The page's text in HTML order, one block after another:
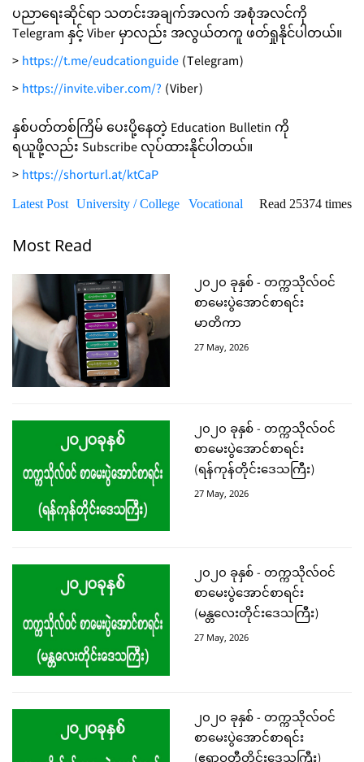
ပညာရေးဆိုင်ရာ သတင်းအချက်အလက် အစုံအလင်ကို
Telegram နှင့် Viber မှာလည်း အလွယ်တကူ ဖတ်ရှုနိုင်ပါတယ်။
>https://t.me/eudcationguide(Telegram)
>https://invite.viber.com/? (Viber)
နှစ်ပတ်တစ်ကြိမ် ပေးပို့နေတဲ့ Education Bulletin ကို
ရယူဖို့လည်း Subscribe လုပ်ထားနိုင်ပါတယ်။
>https://shorturl.at/ktCaP
Latest Post University / College Vocational Read 25374 times
Most Read
၂၀၂၀ ခုနှစ် - တက္ကသိုလ်ဝင်
စာမေးပွဲအောင်စာရင်း
မာတိကာ
27 May, 2026
၂၀၂၀ ခုနှစ် - တက္ကသိုလ်ဝင်
စာမေးပွဲအောင်စာရင်း
(ရန်ကုန်တိုင်းဒေသကြီး)
27 May, 2026
၂၀၂၀ ခုနှစ် - တက္ကသိုလ်ဝင်
စာမေးပွဲအောင်စာရင်း
(မန္တလေးတိုင်းဒေသကြီး)
27 May, 2026
၂၀၂၀ ခုနှစ် - တက္ကသိုလ်ဝင်
စာမေးပွဲအောင်စာရင်း